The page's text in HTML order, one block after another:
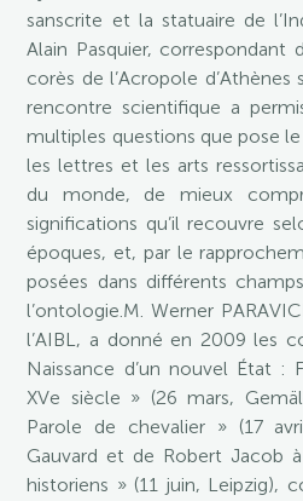
sanscrite et la statuaire de
Alain Pasquier, correspondant
corès de l’Acropole
rencontre scientifique a
multiples questions que pose
les lettres et les arts
du monde, de mieux
significations qu’il recouvre
époques, et, par le
posées dans différents
l’ontologie.M. Werner
l’AIBL, a donné en 2009 les
Naissance d’un nouvel État :
XVe siècle » (26 mars,
Parole de chevalier » (17
Gauvard et de Robert Jacob
historiens » (11 juin, Leipzig),